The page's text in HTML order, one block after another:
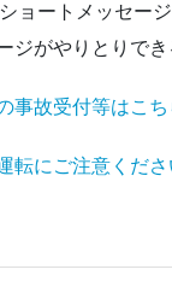
ョートメッセー
ジがやりとりでき
事故受付等はこち
転にご注意くださ